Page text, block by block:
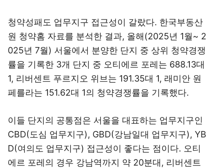
청약성패도 업무지구 접근성이 갈랐다. 한국부동산
원 청약홈 자료를 분석한 결과, 올해(2025년 1월~ 2
025년 7월) 서울에서 분양한 단지 중 상위 청약경쟁
률을 기록한 3개 단지 중 오티에르 포레는 688.13대
1, 리버센트 푸르지오 위브는 191.35대 1, 래미안 원
페를라는 151.62대 1의 청약경쟁률을 기록했다.
이들 단지의 공통점은 서울을 대표하는 업무지구인
CBD(도심 업무지구), GBD(강남일대 업무지구), YB
D(여의도 업무지구) 접근성이 좋다는 점이다. 오티
에르 포레의 경우 강남역까지 약 20분대, 리버센트